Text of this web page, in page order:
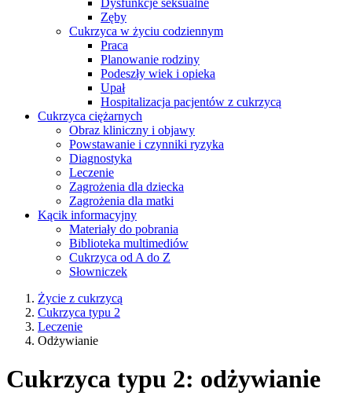
Zęby
Cukrzyca w życiu codziennym
Praca
Planowanie rodziny
Podeszły wiek i opieka
Upał
Hospitalizacja pacjentów z cukrzycą
Cukrzyca ciężarnych
Obraz kliniczny i objawy
Powstawanie i czynniki ryzyka
Diagnostyka
Leczenie
Zagrożenia dla dziecka
Zagrożenia dla matki
Kącik informacyjny
Materiały do pobrania
Biblioteka multimediów
Cukrzyca od A do Z
Słowniczek
Życie z cukrzycą
Cukrzyca typu 2
Leczenie
Odżywianie
Cukrzyca typu 2: odżywianie